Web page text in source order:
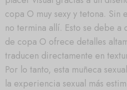
copa O muy sexy y tetona. Sin
no termina allí. Esto se debe a
de copa O ofrece detalles
traducen directamente en
Por lo tanto, esta muñeca
la experiencia sexual más